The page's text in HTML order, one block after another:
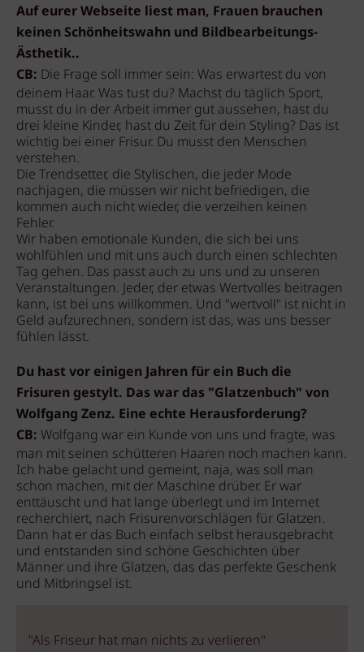
Auf eurer Webseite liest man, Frauen brauchen
keinen Schönheitswahn und Bildbearbeitungs-
Ästhetik..
CB: Die Frage soll immer sein: Was erwartest du von
deinem Haar. Was tust du? Machst du täglich Sport,
musst du in der Arbeit immer gut aussehen, hast du
drei kleine Kinder, hast du Zeit für dein Styling? Das ist
wichtig bei einer Frisur. Du musst den Menschen
verstehen.
Die Trendsetter, die Stylischen, die jeder Mode
nachjagen, die müssen wir nicht befriedigen, die
kommen auch nicht wieder, die verzeihen keinen
Fehler.
Wir haben emotionale Kunden, die sich bei uns
wohlfühlen und mit uns auch durch einen schlechten
Tag gehen. Das passt auch zu uns und zu unseren
Veranstaltungen. Jeder, der etwas Wertvolles beitragen
kann, ist bei uns willkommen. Und "wertvoll" ist nicht in
Geld aufzurechnen, sondern ist das, was uns besser
fühlen lässt.
Du hast vor einigen Jahren für ein Buch die
Frisuren gestylt. Das war das "Glatzenbuch" von
Wolfgang Zenz. Eine echte Herausforderung?
CB: Wolfgang war ein Kunde von uns und fragte, was
man mit seinen schütteren Haaren noch machen kann.
Ich habe gelacht und gemeint, naja, was soll man
schon machen, mit der Maschine drüber. Er war
enttäuscht und hat lange überlegt und im Internet
recherchiert, nach Frisurenvorschlägen für Glatzen.
Dann hat er das Buch einfach selbst herausgebracht
und entstanden sind schöne Geschichten über
Männer und ihre Glatzen, das das perfekte Geschenk
und Mitbringsel ist.
"Als Friseur hat man nichts zu verlieren"